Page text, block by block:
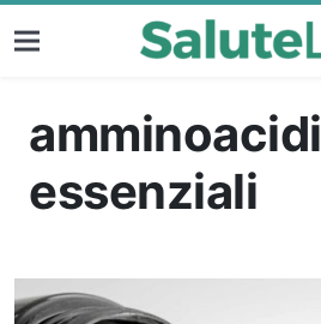
amminoacidi
essenziali